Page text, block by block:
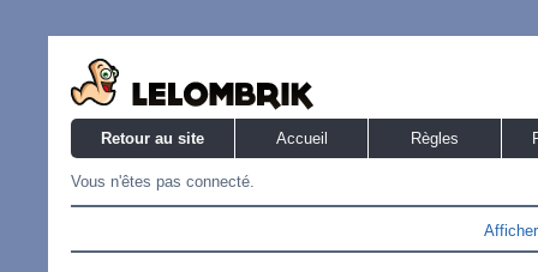
Retour au site Accueil Règles
Vous n'êtes pas connecté.